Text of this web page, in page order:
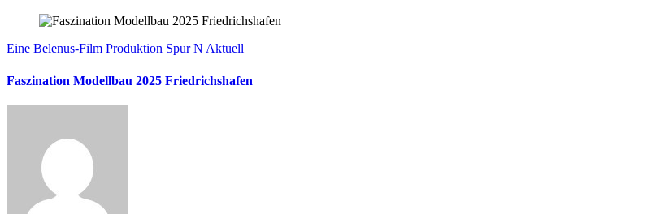
Eine Belenus-Film Produktion Spur N Aktuell
Faszination Modellbau 2025 Friedrichshafen